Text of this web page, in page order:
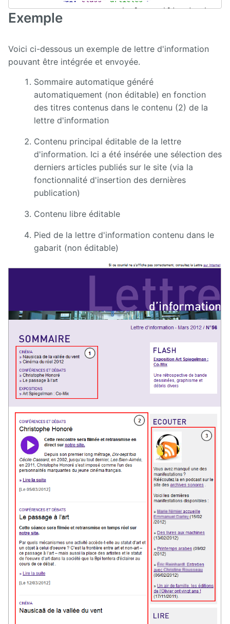
<p>Insert the last publication here</
</div>
"sidebar"
<div class= "encart">
<h2> Zoom</h2>
Enter the zoom here.
</p>
</div>
<div class="encart last"
<p>Enter the new links here
</div>
</div>
</div>
Exemple
Voici ci-dessous un exemple de lettre d'information
pouvant être intégrée et envoyée.
Sommaire automatique généré
automatiquement (non éditable) en fonction
des titres contenus dans le contenu (2) de la
lettre d'information
Contenu principal éditable de la lettre
d'information. Ici a été insérée une sélection des
derniers articles publiés sur le site (via la
fonctionnalité d'insertion des dernières
publication)
Contenu libre éditable
Pied de la lettre d'information contenu dans le
gabarit (non éditable)